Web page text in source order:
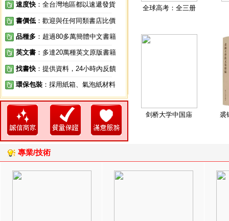
速度快 ：全台灣地區都以速遞發貨
書價低 ：歡迎與任何同類書店比價
品種多 ：超過80多萬簡體中文書籍
英文書 ：多達20萬種英文原版書籍
找書快 ：提供資料，24小時內反饋
環保包裝 ：採用紙箱、氣泡紙材料
全球高考：全三册
剑桥大学中国庙 裘
專業/技術